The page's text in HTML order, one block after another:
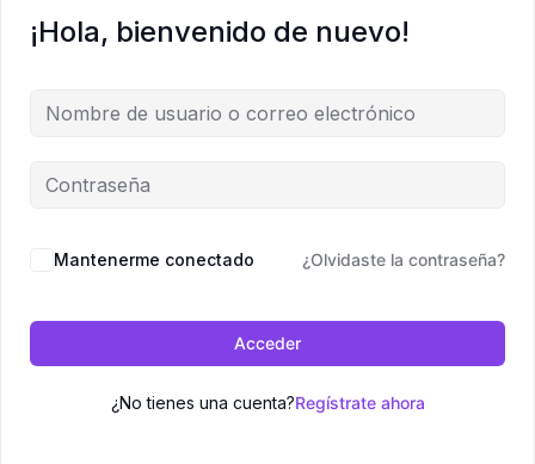
¡Hola, bienvenido de nuevo!
Mantenerme conectado ¿Olvidaste la contraseña?
Acceder
¿No tienes una cuenta?Regístrate ahora